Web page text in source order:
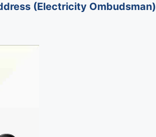
Address (Electricity Ombudsman)